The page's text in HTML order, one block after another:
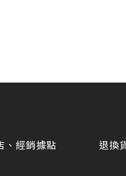
、經銷據點 退換